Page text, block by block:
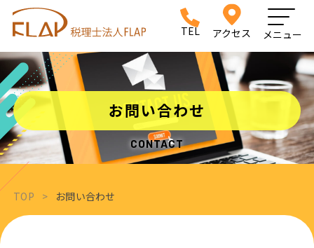
メニュー
アクセス
TEL
CONTACT
お問い合わせ
TOP > お問い合わせ